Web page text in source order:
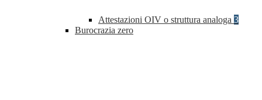
Attestazioni OIV o struttura analoga 3
Burocrazia zero